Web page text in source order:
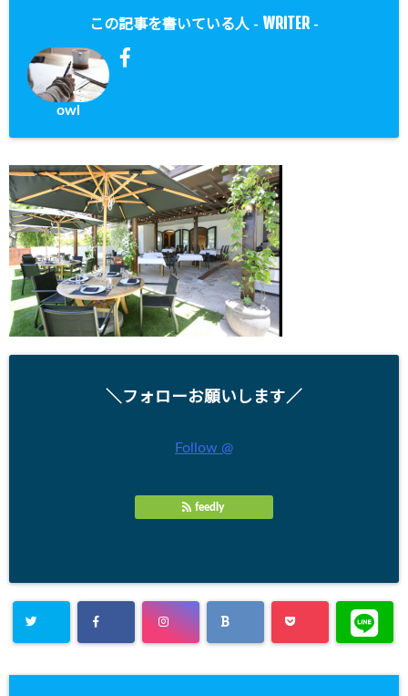
この記事を書いている人 - WRITER -
owl
＼フォローお願いします／
Follow @
feedly